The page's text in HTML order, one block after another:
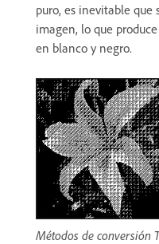
puro, es inevitable que
imagen, lo que
en blanco y negro.
Métodos de conversión